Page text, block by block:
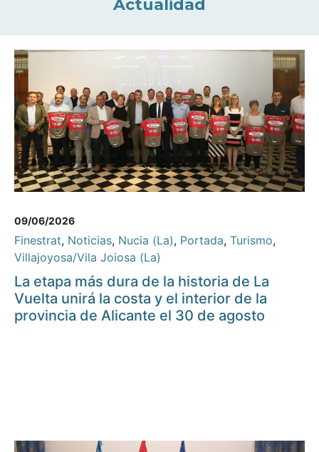
Actualidad
09/06/2026
Finestrat, Noticias, Nucia (La), Portada, Turismo,
Villajoyosa/Vila Joiosa (La)
La etapa más dura de la historia de La
Vuelta unirá la costa y el interior de la
provincia de Alicante el 30 de agosto